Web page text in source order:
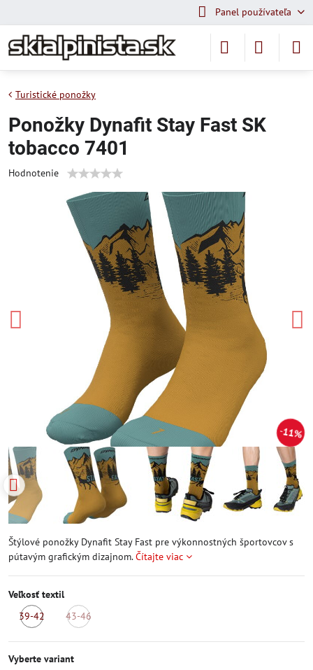
Panel používateľa
11%
Turistické ponožky
Ponožky Dynafit Stay Fast SK
tobacco 7401
Hodnotenie
Štýlové ponožky Dynafit Stay Fast pre výkonnostných športovcov s
pútavým grafickým dizajnom.Čítajte viac
Veľkosť textil
39-42
43-46
Vyberte variant